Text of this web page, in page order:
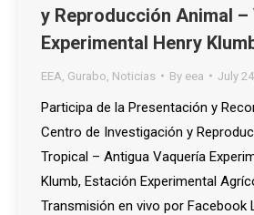
y Reproducción Animal –
Experimental Henry
EEA Gurabo Noticias By eea July
Participa de la Presentación y
Centro de Investigación y
Tropical – Antigua Vaquería
Klumb, Estación Experimental
Transmisión en vivo por Facebook